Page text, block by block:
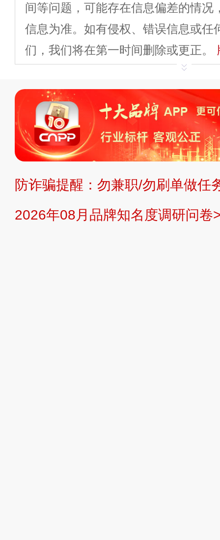
间等问题，可能存在信息偏差的情况
信息为准。如有侵权、错误信息或任
们，我们将在第一时间删除或更正。
平台自有内容（文字
标、LOGO 等）知识产权归本站所
复制、转载、商用。本站不生产产
不代理、不招商、不提供中介服务。
持投资购买的观点或意见，页面信息
提交说明： 快速提交发布>> 提交品
防诈骗提醒：勿兼职/勿刷单做任
2026年08月品牌知名度调研问卷